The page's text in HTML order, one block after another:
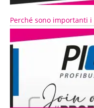
Perché sono importanti